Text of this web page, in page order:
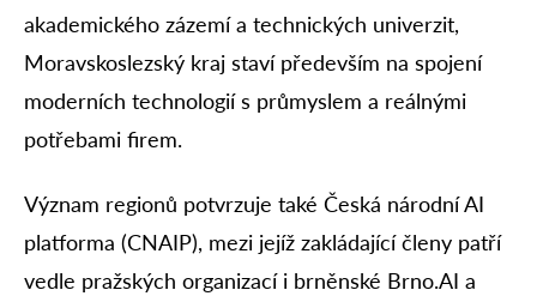
akademického zázemí a technických univerzit,
Moravskoslezský kraj staví především na spojení
moderních technologií s průmyslem a reálnými
potřebami firem.
Význam regionů potvrzuje také Česká národní AI
platforma (CNAIP), mezi jejíž zakládající členy patří
vedle pražských organizací i brněnské Brno.AI a